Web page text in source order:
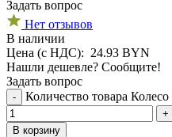
Задать вопрос
Нет отзывов
В наличии
Цена (с НДС): 24.93 BYN
Нашли дешевле? Сообщите!
Задать вопрос
- Количество товара
+
В корзину